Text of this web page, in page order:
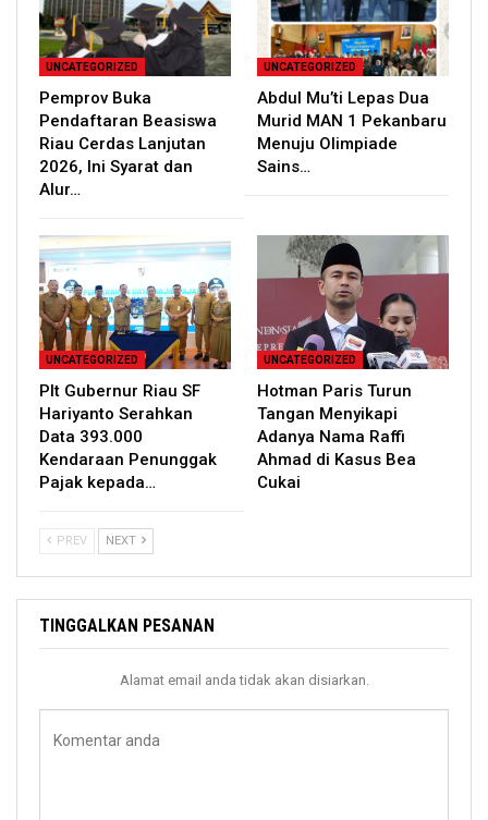
UNCATEGORIZED
Pemprov Buka
Pendaftaran Beasiswa
Riau Cerdas Lanjutan
2026, Ini Syarat dan
Alur…
UNCATEGORIZED
Abdul Mu’ti Lepas Dua
Murid MAN 1 Pekanbaru
Menuju Olimpiade
Sains…
UNCATEGORIZED
Plt Gubernur Riau SF
Hariyanto Serahkan
Data 393.000
Kendaraan Penunggak
Pajak kepada…
UNCATEGORIZED
Hotman Paris Turun
Tangan Menyikapi
Adanya Nama Raffi
Ahmad di Kasus Bea
Cukai
PREV NEXT
TINGGALKAN PESANAN
Alamat email anda tidak akan disiarkan.